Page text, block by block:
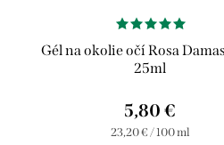
Gél na okolie očí Rosa
25ml
5,80 €
Jednotková
23,20 € / 100 ml